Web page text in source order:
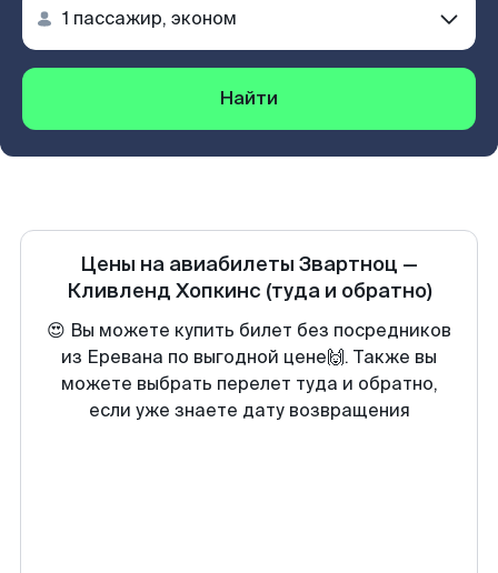
Найти
Цены на авиабилеты Звартноц —
Кливленд Хопкинс (туда и обратно)
😍 Вы можете купить билет без посредников
из Еревана по выгодной цене🙌. Также вы
можете выбрать перелет туда и обратно,
если уже знаете дату возвращения